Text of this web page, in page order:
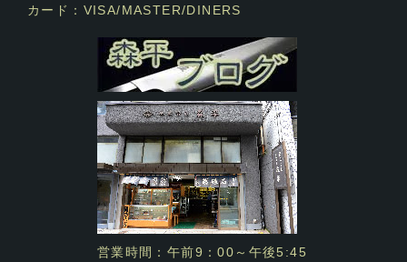
カード：VISA/MASTER/DINERS
営業時間：午前9：00～午後5:45